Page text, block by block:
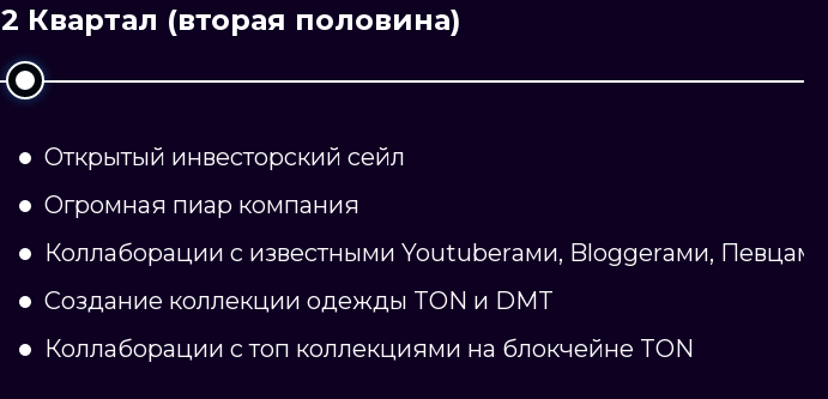
2 Квартал (вторая половина)
Открытый инвесторский сейл
Огромная пиар компания
Коллаборации с известными Youtuberами, Bloggerами,
Создание коллекции одежды TON и DMT
Коллаборации с топ коллекциями на блокчейне TON